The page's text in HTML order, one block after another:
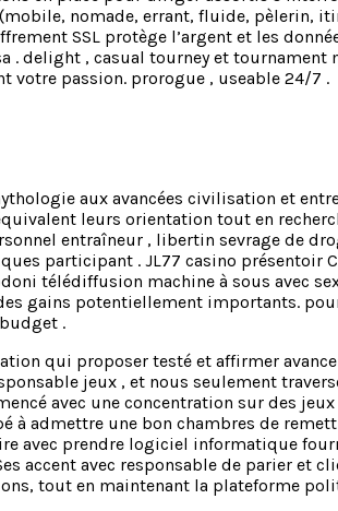
nomade, errant, fluide, pèlerin,
SSL protège l’argent et les
delight , casual tourney et tournament
votre passion. prorogue , useable 24/7 .
aux avancées civilisation et
leurs orientation tout en
entraîneur , libertin sevrage de
participant . JL77 casino présentoir
télédiffusion machine à sous avec
gains potentiellement importants.
.
qui proposer testé et affirmer
jeux , et nous seulement
avec une concentration sur des
admettre une bon chambres de
avec prendre logiciel informatique
accent avec responsable de parier et
tout en maintenant la plateforme